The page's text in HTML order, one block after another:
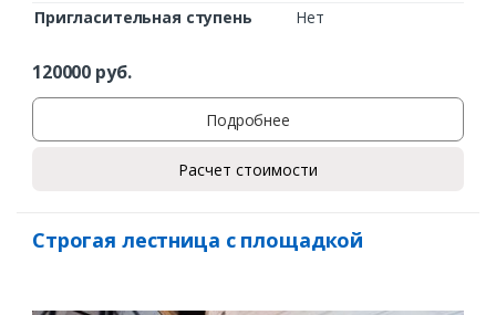
Пригласительная ступень
Нет
120000 руб.
Подробнее
Расчет стоимости
Строгая лестница с площадкой